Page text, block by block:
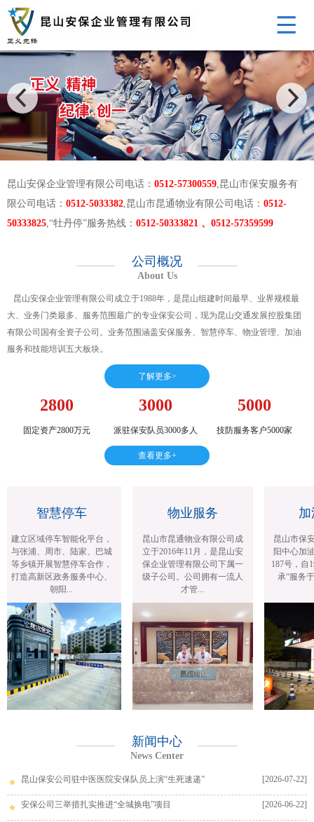
昆山安保企业管理有限公司电话： 0512-57300559,昆山市保安服务有
限公司电话： 0512-5033382,昆山市昆通物业有限公司电话： 0512-
50333825,“牡丹停”服务热线： 0512-50333821 、0512-57359599
公司概况
About Us
昆山安保企业管理有限公司成立于1988年，是昆山组建时间最早、业界规模最
大、业务门类最多、服务范围最广的专业保安公司，现为昆山交通发展控股集团
有限公司国有全资子公司。业务范围涵盖安保服务、智慧停车、物业管理、加油
服务和技能培训五大板块。
了解更多>
2800
固定资产2800万元
3000
派驻保安队员3000多人
5000
技防服务客户5000家
查看更多+
智慧停车
建立区域停车智能化平台，
与张浦、周市、陆家、巴城
等乡镇开展智慧停车合作，
打造高新区政务服务中心、
朝阳...
物业服务
昆山市昆通物业有限公司成
立于2016年11月，是昆山安
保企业管理有限公司下属一
级子公司。公司拥有一流人
才管...
加
昆山市保
阳中心加
187号，自
承“服务于
新闻中心
News Center
昆山保安公司驻中医医院安保队员上演“生死速递” [2026-07-22]
安保公司三举措扎实推进“全城换电”项目 [2026-06-22]